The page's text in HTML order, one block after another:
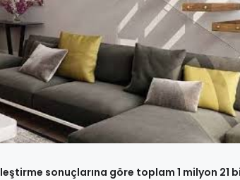
sonuçlarına göre toplam 1 milyon 21